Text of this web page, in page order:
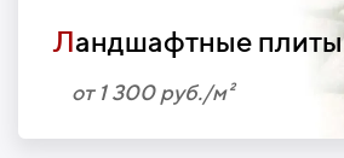
Ландшафтные плиты
от 1 300 руб./м²